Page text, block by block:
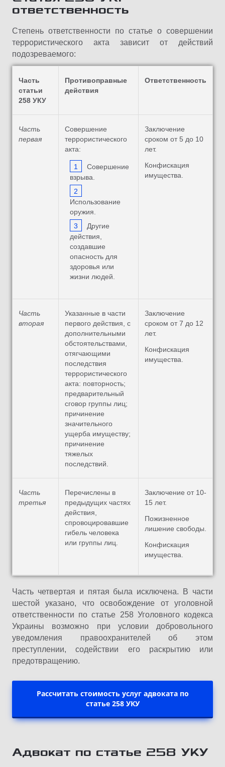
ответственность
Степень ответственности по статье о совершении
террористического акта зависит от действий
подозреваемого:
Часть
статьи
258 УКУ
Противоправные
действия
Ответственность
Часть
первая
Совершение
террористического
акта:
Совершение
взрыва.
Использование
оружия.
Другие
действия,
создавшие
опасность для
здоровья или
жизни людей.
Заключение
сроком от 5 до 10
лет.
Конфискация
имущества.
Часть
вторая
Указанные в части
первого действия, с
дополнительными
обстоятельствами,
отягчающими
последствия
террористического
акта: повторность;
предварительный
сговор группы лиц;
причинение
значительного
ущерба имуществу;
причинение
тяжелых
последствий.
Заключение
сроком от 7 до 12
лет.
Конфискация
имущества.
Часть
третья
Перечислены в
предыдущих частях
действия,
спровоцировавшие
гибель человека
или группы лиц.
Заключение от 10-
15 лет.
Пожизненное
лишение свободы.
Конфискация
имущества.
Часть четвертая и пятая была исключена. В части
шестой указано, что освобождение от уголовной
ответственности по статье 258 Уголовного кодекса
Украины возможно при условии добровольного
уведомления правоохранителей об этом
преступлении, содействии его раскрытию или
предотвращению.
Рассчитать стоимость услуг адвоката по
статье 258 УКУ
Адвокат по статье 258 УКУ